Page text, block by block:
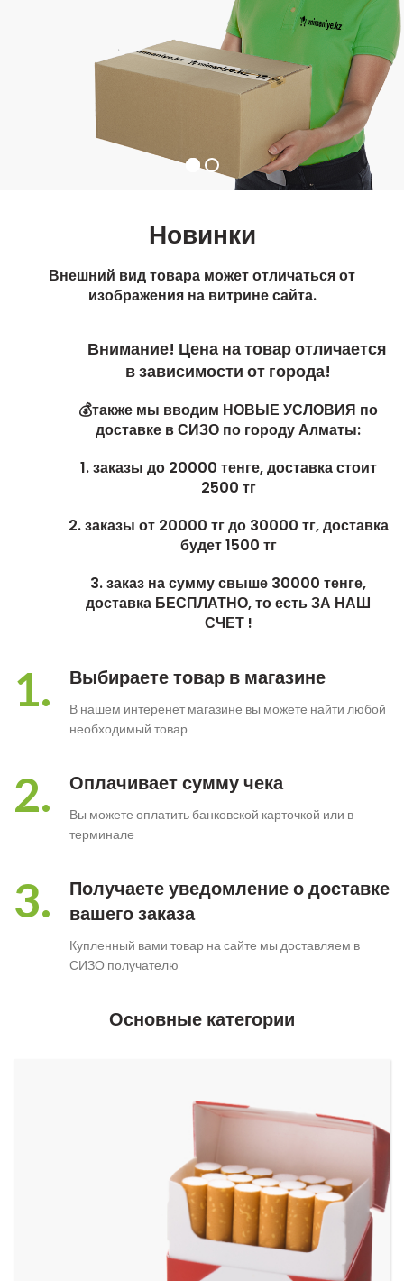
Новинки
Внешний вид товара может отличаться от
изображения на витрине сайта.
Внимание! Цена на товар отличается
в зависимости от города!
💰также мы вводим НОВЫЕ УСЛОВИЯ по
доставке в СИЗО по городу Алматы:
1. заказы до 20000 тенге, доставка стоит
2500 тг
2. заказы от 20000 тг до 30000 тг, доставка
будет 1500 тг
3. заказ на сумму свыше 30000 тенге,
доставка БЕСПЛАТНО, то есть ЗА НАШ
СЧЕТ !
1. Выбираете товар в магазине
В нашем интеренет магазине вы можете найти любой
необходимый товар
2. Оплачивает сумму чека
Вы можете оплатить банковской карточкой или в
терминале
3.
Получаете уведомление о доставке
вашего заказа
Купленный вами товар на сайте мы доставляем в
СИЗО получателю
Основные категории